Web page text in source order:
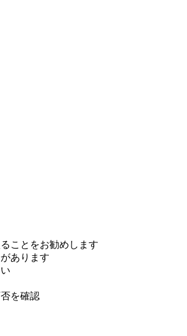
ことをお勧めします
あります
を確認